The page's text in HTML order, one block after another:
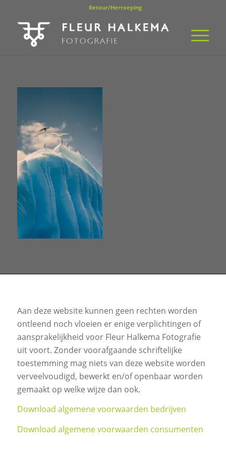
Retour/Herroeping
Aan deze website kunnen geen rechten worden
ontleend noch vloeien er enige verplichtingen of
aansprakelijkheid voor Fleur Halkema Fotografie
uit voort. Zonder voorafgaande schriftelijke
toestemming mag niets van deze website worden
verveelvoudigd, bewerkt en/of openbaar worden
gemaakt op welke wijze dan ook.
Download algemene voorwaarden bedrijven
Download algemene voorwaarden consumenten